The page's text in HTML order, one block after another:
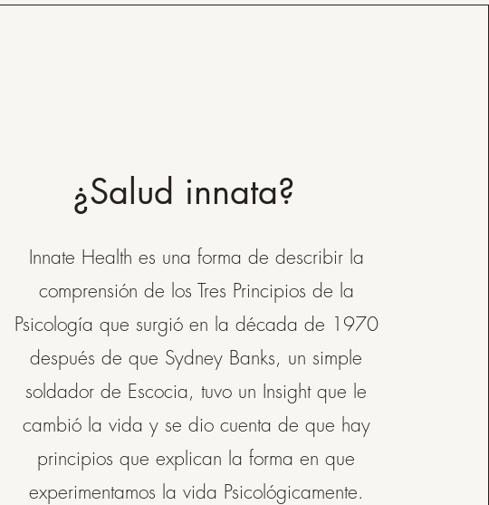
¿Salud innata?
Innate Health es una forma de describir la
comprensión de los Tres Principios de la
Psicología que surgió en la década de 1970
después de que Sydney Banks, un simple
soldador de Escocia, tuvo un Insight que le
cambió la vida y se dio cuenta de que hay
principios que explican la forma en que
experimentamos la vida Psicológicamente.